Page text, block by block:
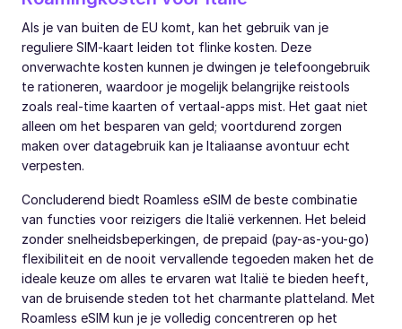
Als je van buiten de EU komt, kan het gebruik van je
reguliere SIM-kaart leiden tot flinke kosten. Deze
onverwachte kosten kunnen je dwingen je telefoongebruik
te rationeren, waardoor je mogelijk belangrijke reistools
zoals real-time kaarten of vertaal-apps mist. Het gaat niet
alleen om het besparen van geld; voortdurend zorgen
maken over datagebruik kan je Italiaanse avontuur echt
verpesten.
Concluderend biedt Roamless eSIM de beste combinatie
van functies voor reizigers die Italië verkennen. Het beleid
zonder snelheidsbeperkingen, de prepaid (pay-as-you-go)
flexibiliteit en de nooit vervallende tegoeden maken het de
ideale keuze om alles te ervaren wat Italië te bieden heeft,
van de bruisende steden tot het charmante platteland. Met
Roamless eSIM kun je je volledig concentreren op het